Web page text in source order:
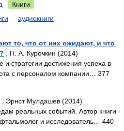
Книги
аудиокниги
то, что от них ожидают, и что
, П. А. Курочкин (2014)
и стратегии достижения успеха в
с персоналом компании… 377
, Эрнст Мулдашев (2014)
реальных событий. Автор книги -
и исследователь… 440